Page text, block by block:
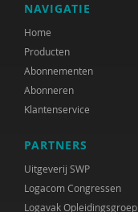
NAVIGATIE
Home
Producten
Abonnementen
Abonneren
Klantenservice
PARTNERS
Uitgeverij SWP
Logacom Congressen
Logavak Opleidingsgroep